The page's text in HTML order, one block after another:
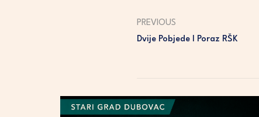
PREVIOUS
Dvije Pobjede I Poraz RŠK